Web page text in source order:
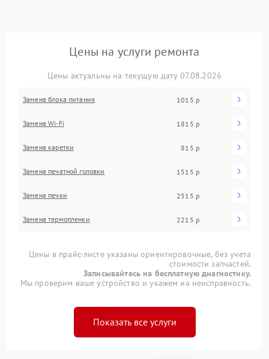
Цены на услуги ремонта
Цены актуальны на текущую дату 07.08.2026
Замена блока питания 1015 р
Замена Wi-Fi 1815 р
Замена каретки 815 р
Замена печатной головки 1515 р
Замена печки 2515 р
Замена термопленки 2215 р
Цены в прайс-листе указаны ориентировочные, без учета
стоимости запчастей.
Записывайтесь на бесплатную диагностику.
Мы проверим ваше устройство и укажем на неисправность.
Показать все услуги